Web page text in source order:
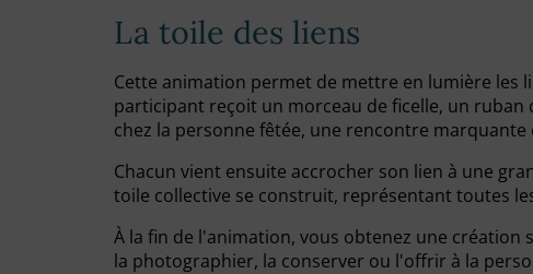
La toile des liens
Cette animation permet de mettre en lumière les
participant reçoit un morceau de ficelle, un
chez la personne fêtée, une rencontre
Chacun vient ensuite accrocher son lien à une
toile collective se construit, représentant toutes
À la fin de l'animation, vous obtenez une
la photographier, la conserver ou l'offrir à la